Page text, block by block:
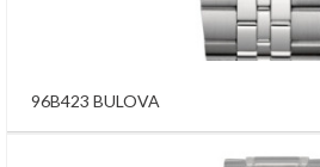
96B423 BULOVA